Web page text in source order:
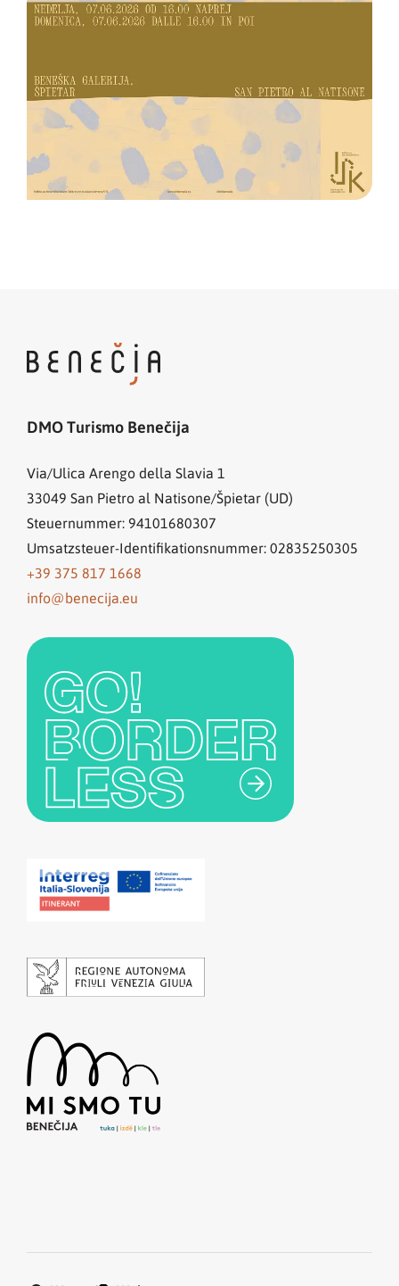
DMO Turismo Benečija
Via/Ulica Arengo della Slavia 1
33049 San Pietro al Natisone/Špietar (UD)
Steuernummer: 94101680307
Umsatzsteuer-Identifikationsnummer: 02835250305
+39 375 817 1668
info@benecija.eu